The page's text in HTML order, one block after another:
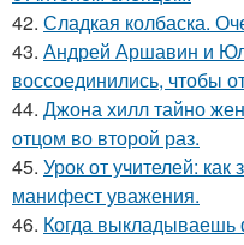
42. Сладкая колбаска.
43. Андрей Аршавин и
воссоединились, чтобы
44. Джона хилл тайно
отцом во второй раз.
45. Урок от учителей:
манифест уважения.
46. Когда выкладываешь